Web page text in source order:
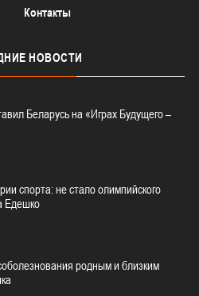
Контакты
НОВОСТИ
Беларусь на «Играх Будущего –
спорта: не стало олимпийского
Едешко
родным и близким